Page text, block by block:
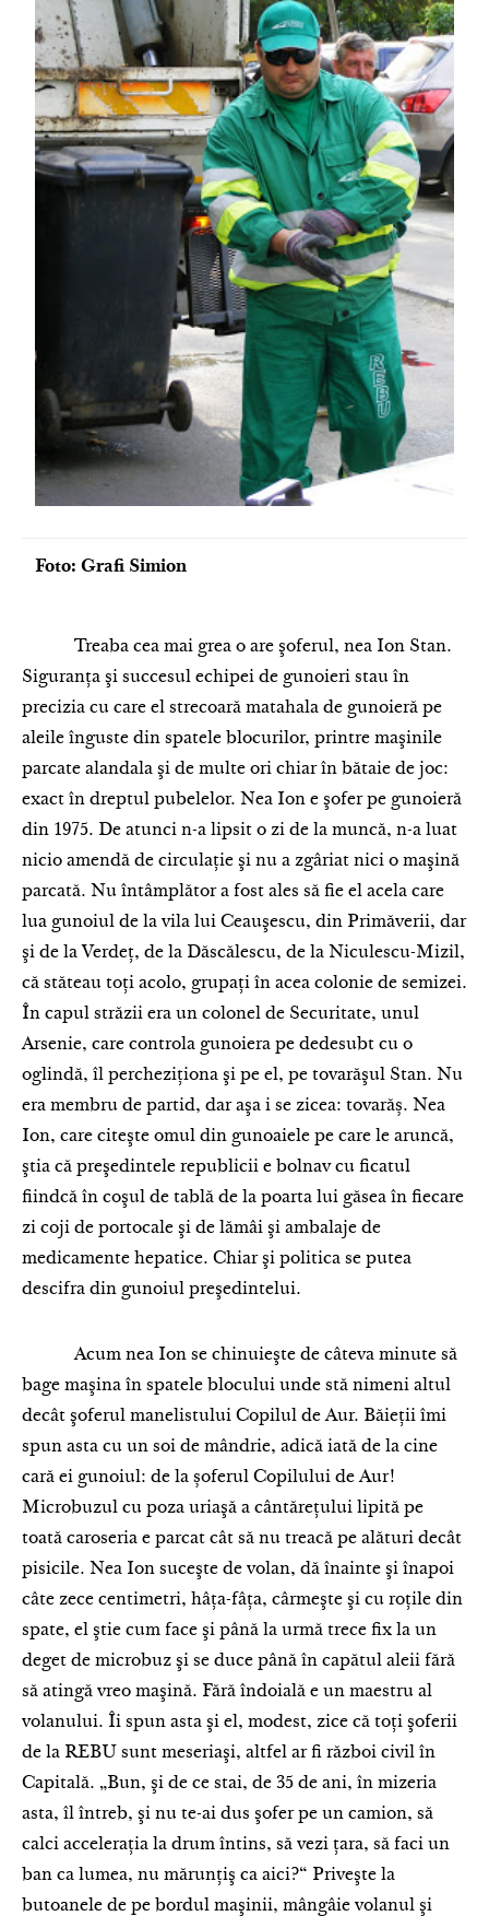
Foto: Grafi Simion
Treaba cea mai grea o are şoferul, nea Ion Stan.
Siguranţa şi succesul echipei de gunoieri stau în
precizia cu care el strecoară matahala de gunoieră pe
aleile înguste din spatele blocurilor, printre maşinile
parcate alandala şi de multe ori chiar în bătaie de joc:
exact în dreptul pubelelor. Nea Ion e şofer pe gunoieră
din 1975. De atunci n-a lipsit o zi de la muncă, n-a luat
nicio amendă de circulaţie şi nu a zgâriat nici o maşină
parcată. Nu întâmplător a fost ales să fie el acela care
lua gunoiul de la vila lui Ceauşescu, din Primăverii, dar
şi de la Verdeţ, de la Dăscălescu, de la Niculescu-Mizil,
că stăteau toţi acolo, grupaţi în acea colonie de semizei.
În capul străzii era un colonel de Securitate, unul
Arsenie, care controla gunoiera pe dedesubt cu o
oglindă, îl percheziţiona şi pe el, pe tovarăşul Stan. Nu
era membru de partid, dar aşa i se zicea: tovarăș. Nea
Ion, care citeşte omul din gunoaiele pe care le aruncă,
ştia că preşedintele republicii e bolnav cu ficatul
fiindcă în coşul de tablă de la poarta lui găsea în fiecare
zi coji de portocale şi de lămâi şi ambalaje de
medicamente hepatice. Chiar şi politica se putea
descifra din gunoiul preşedintelui.
Acum nea Ion se chinuieşte de câteva minute să
bage maşina în spatele blocului unde stă nimeni altul
decât şoferul manelistului Copilul de Aur. Băieții îmi
spun asta cu un soi de mândrie, adică iată de la cine
cară ei gunoiul: de la șoferul Copilului de Aur!
Microbuzul cu poza uriaşă a cântăreţului lipită pe
toată caroseria e parcat cât să nu treacă pe alături decât
pisicile. Nea Ion suceşte de volan, dă înainte şi înapoi
câte zece centimetri, hâţa-fâţa, cârmeşte şi cu roţile din
spate, el ştie cum face şi până la urmă trece fix la un
deget de microbuz şi se duce până în capătul aleii fără
să atingă vreo maşină. Fără îndoială e un maestru al
volanului. Îi spun asta şi el, modest, zice că toţi şoferii
de la REBU sunt meseriaşi, altfel ar fi război civil în
Capitală. „Bun, şi de ce stai, de 35 de ani, în mizeria
asta, îl întreb, şi nu te-ai dus şofer pe un camion, să
calci acceleraţia la drum întins, să vezi ţara, să faci un
ban ca lumea, nu mărunţiş ca aici?“ Priveşte la
butoanele de pe bordul maşinii, mângâie volanul şi